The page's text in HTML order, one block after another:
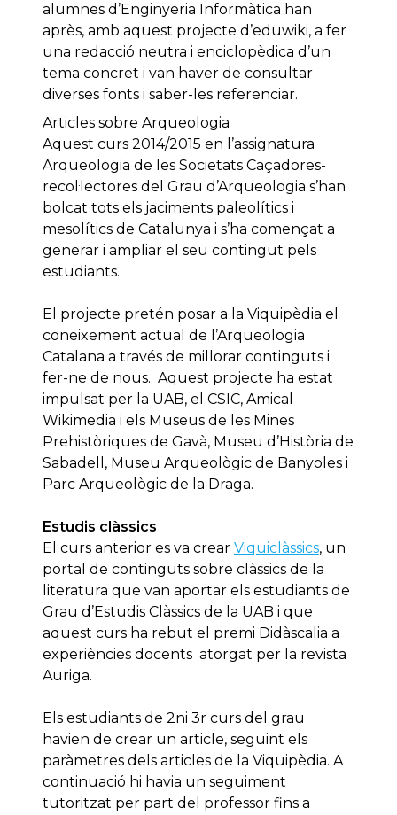
alumnes d’Enginyeria Informàtica han
après, amb aquest projecte d’eduwiki, a fer
una redacció neutra i enciclopèdica d’un
tema concret i van haver de consultar
diverses fonts i saber-les referenciar.
Articles sobre Arqueologia
Aquest curs 2014/2015 en l’assignatura
Arqueologia de les Societats Caçadores-
recol·lectores del Grau d’Arqueologia s’han
bolcat tots els jaciments paleolítics i
mesolítics de Catalunya i s’ha començat a
generar i ampliar el seu contingut pels
estudiants.
El projecte pretén posar a la Viquipèdia el
coneixement actual de l’Arqueologia
Catalana a través de millorar continguts i
fer-ne de nous. Aquest projecte ha estat
impulsat per la UAB, el CSIC, Amical
Wikimedia i els Museus de les Mines
Prehistòriques de Gavà, Museu d’Història de
Sabadell, Museu Arqueològic de Banyoles i
Parc Arqueològic de la Draga.
Estudis clàssics
El curs anterior es va crear Viquiclàssics, un
portal de continguts sobre clàssics de la
literatura que van aportar els estudiants de
Grau d’Estudis Clàssics de la UAB i que
aquest curs ha rebut el premi Didàscalia a
experiències docents atorgat per la revista
Auriga.
Els estudiants de 2ni 3r curs del grau
havien de crear un article, seguint els
paràmetres dels articles de la Viquipèdia. A
continuació hi havia un seguiment
tutoritzat per part del professor fins a